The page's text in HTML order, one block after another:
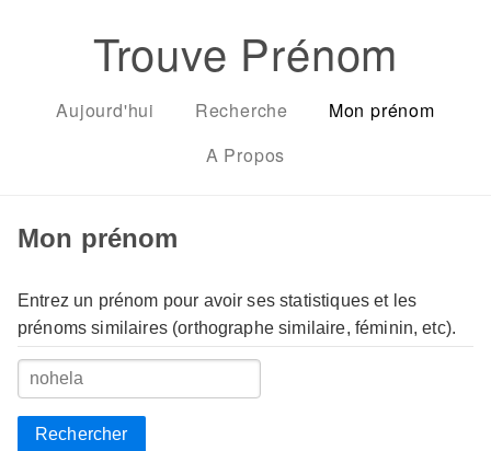
Trouve Prénom
Aujourd'hui Recherche
Mon prénom
A Propos
Mon prénom
Entrez un prénom pour avoir ses statistiques et les
prénoms similaires (orthographe similaire, féminin, etc).
Rechercher